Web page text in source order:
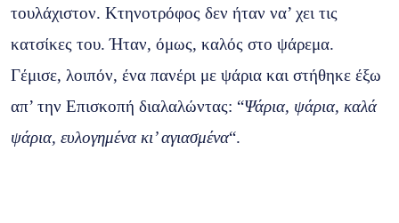
τουλάχιστον. Κτηνοτρόφος δεν ήταν να’ χει τις
κατσίκες του. Ήταν, όμως, καλός στο ψάρεμα.
Γέμισε, λοιπόν, ένα πανέρι με ψάρια και στήθηκε έξω
απ’ την Επισκοπή διαλαλώντας: “Ψάρια, ψάρια, καλά
ψάρια, ευλογημένα κι’ αγιασμένα“.